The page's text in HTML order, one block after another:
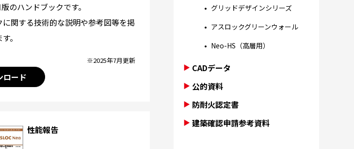
のハンドブックです。
に関する技術的な説明や参考図等を掲
。
※2025年7月更新
ロード
性能報告
グリッドデザインシリーズ
アスロックグリーンウォール
Neo-HS（高層用）
CADデータ
公的資料
防耐火認定書
建築確認申請参考資料